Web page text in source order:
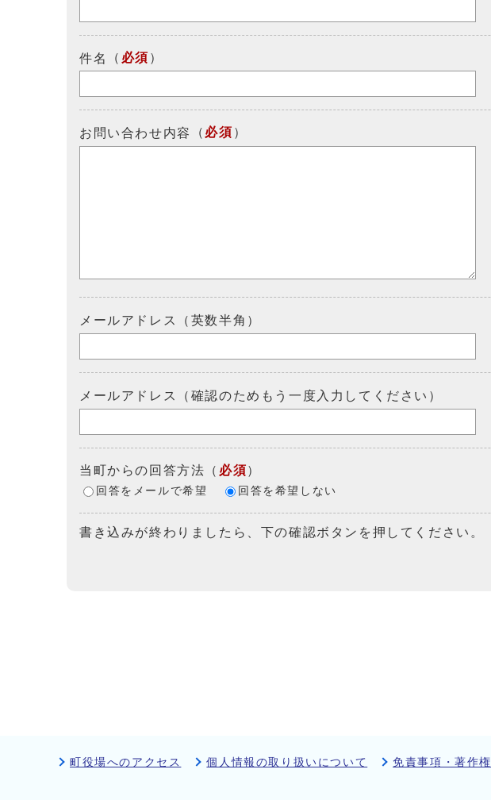
件名 （ 必須 ）
お問い合わせ内容 （ 必須 ）
メールアドレス（英数半角）
メールアドレス（確認のためもう一度入力してください）
当町からの回答方法 （ 必須）
回答をメールで希望 回答を希望しない
書き込みが終わりましたら、下の確認ボタンを押してください。
町役場へのアクセス
個人情報の取り扱いについて 免責事項・著作権